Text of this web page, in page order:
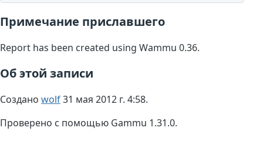
Примечание приславшего
Report has been created using Wammu 0.36.
Об этой записи
Создано wolf31 мая 2012 г. 4:58.
Проверено с помощью Gammu 1.31.0.